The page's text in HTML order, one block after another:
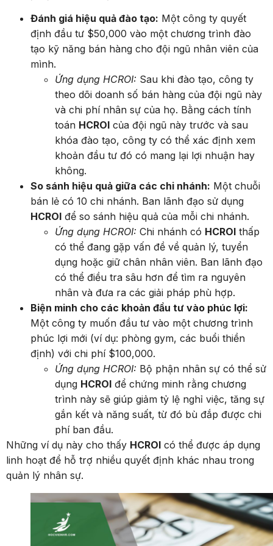
Đánh giá hiệu quả đào tạo: Một công ty quyết
định đầu tư $50,000 vào một chương trình đào
tạo kỹ năng bán hàng cho đội ngũ nhân viên của
mình.
Ứng dụng HCROI: Sau khi đào tạo, công ty
theo dõi doanh số bán hàng của đội ngũ này
và chi phí nhân sự của họ. Bằng cách tính
toán HCROI của đội ngũ này trước và sau
khóa đào tạo, công ty có thể xác định xem
khoản đầu tư đó có mang lại lợi nhuận hay
không.
So sánh hiệu quả giữa các chi nhánh: Một chuỗi
bán lẻ có 10 chi nhánh. Ban lãnh đạo sử dụng
HCROI để so sánh hiệu quả của mỗi chi nhánh.
Ứng dụng HCROI: Chi nhánh có HCROI thấp
có thể đang gặp vấn đề về quản lý, tuyển
dụng hoặc giữ chân nhân viên. Ban lãnh đạo
có thể điều tra sâu hơn để tìm ra nguyên
nhân và đưa ra các giải pháp phù hợp.
Biện minh cho các khoản đầu tư vào phúc lợi:
Một công ty muốn đầu tư vào một chương trình
phúc lợi mới (ví dụ: phòng gym, các buổi thiền
định) với chi phí $100,000.
Ứng dụng HCROI: Bộ phận nhân sự có thể sử
dụng HCROI để chứng minh rằng chương
trình này sẽ giúp giảm tỷ lệ nghỉ việc, tăng sự
gắn kết và năng suất, từ đó bù đắp được chi
phí ban đầu.
Những ví dụ này cho thấy HCROI có thể được áp dụng
linh hoạt để hỗ trợ nhiều quyết định khác nhau trong
quản lý nhân sự.